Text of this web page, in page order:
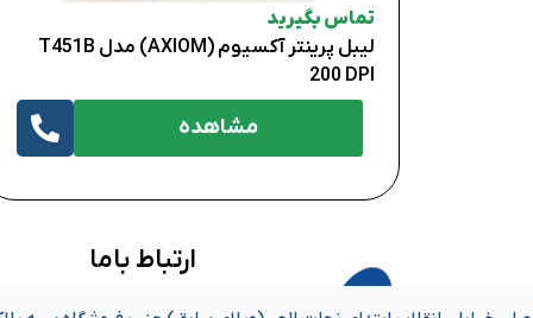
تماس بگیرید
لیبل پرینتر آکسیوم (AXIOM) مدل T451B
200 DPI
مشاهده
ارتباط باما